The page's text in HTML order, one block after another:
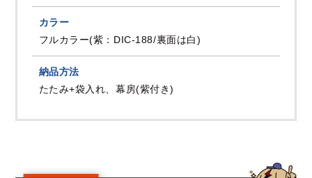
カラー
フルカラー(紫：DIC-188/裏面は白)
納品方法
たたみ+袋入れ、幕房(紫付き)